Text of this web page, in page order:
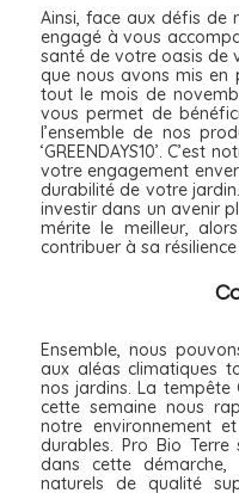
Ainsi, face aux défis de
engagé à vous
santé de votre oasis de
que nous avons mis en
tout le mois de
vous permet de
l’ensemble de nos
‘GREENDAYS10’.
votre engagement
durabilité de votre
investir dans un avenir
mérite le meilleur,
contribuer à sa
Ensemble, nous
aux aléas climatiques
nos jardins. La tempête
cette semaine nous
notre environnement
durables. Pro Bio
dans cette
naturels de qualité